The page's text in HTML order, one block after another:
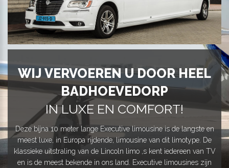
WIJ VERVOEREN U DOOR HEEL
BADHOEVEDORP
IN LUXE EN COMFORT!
Deze bijna 10 meter lange Executive limousine is de langste en
meest luxe, in Europa rijdende, limousine van dit limotype. De
klassieke uitstraling van de Lincoln limo ,s kent iedereen van TV
en is de meest bekende in ons land. Executive limousines zijn